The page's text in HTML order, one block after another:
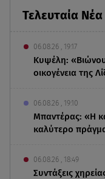
Τελευταία Νέα
06.08.26 , 19:17
Κυψέλη:
οικογένεια της
06.08.26 , 19:10
Μπαντέρας: «Η
καλύτερο
06.08.26 , 18:49
Συντάξεις